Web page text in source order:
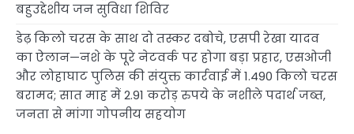
बहुउद्देशीय जन सुविधा शिविर
डेढ़ किलो चरस के साथ दो तस्कर दबोचे, एसपी रेखा यादव
का ऐलान—नशे के पूरे नेटवर्क पर होगा बड़ा प्रहार, एसओजी
और लोहाघाट पुलिस की संयुक्त कार्रवाई में 1.490 किलो चरस
बरामद; सात माह में 2.91 करोड़ रुपये के नशीले पदार्थ जब्त,
जनता से मांगा गोपनीय सहयोग